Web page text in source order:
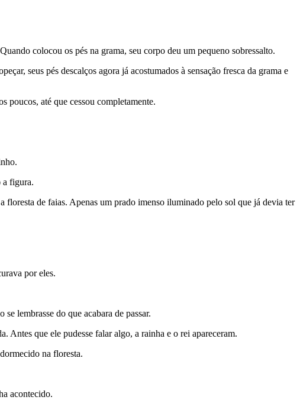
colocou os pés na grama, seu corpo deu um pequeno sobressalto.
seus pés descalços agora já acostumados à sensação fresca da grama e
poucos, até que cessou completamente.
a figura.
floresta de faias. Apenas um prado imenso iluminado pelo sol que já devia ter
por eles.
lembrasse do que acabara de passar.
Antes que ele pudesse falar algo, a rainha e o rei apareceram.
na floresta.
acontecido.